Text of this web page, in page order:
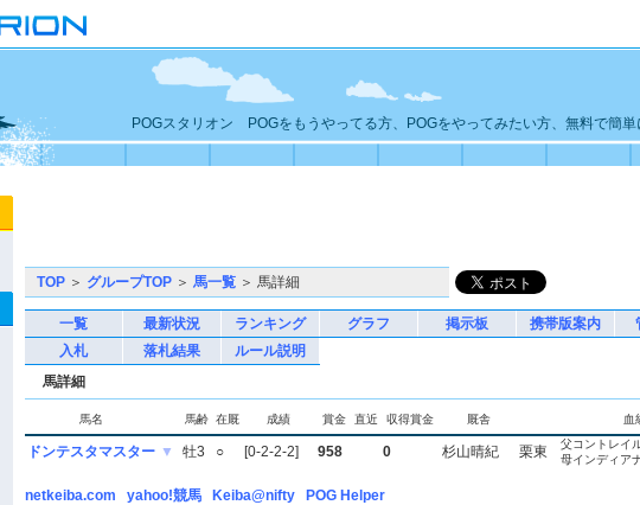
POGスタリオン POGをもうやってる方、POGをやってみたい方、無料で簡単
TOP ＞ グループTOP ＞ 馬一覧 ＞ 馬詳細
一覧 最新状況 ランキング グラフ 掲示板 携帯版案内
入札
落札結果
ルール説明
馬詳細
馬名 馬齢 在厩 成績 賞金 直近 収得賞金 厩舎 血
ドンテスタマスター ▼ 牡3 ○ [0-2-2-2] 958 0 杉山晴紀 栗東
父コントレイ
母インディア
netkeiba.com yahoo!競馬 Keiba@nifty POG Helper